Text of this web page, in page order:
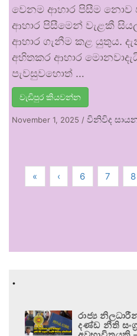
වෙනම ආහාර පිසීම නොව
ආහාර පිසීමෙන් වැළකී
ආහාර ගැනීම කළ යුතුය.
අහිතකර ආහාර
පැවසුවහොත් …
වැඩිපුර කියවන්න
November 1, 2025 / විනිවිද
« ‹ 6 7 8
.
රාජ්‍ය
දණ්ඩ නීති